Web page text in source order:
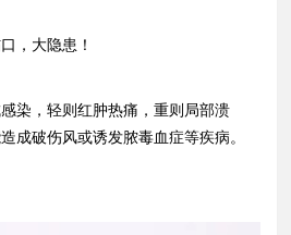
，大隐患！
染，轻则红肿热痛，重则局部溃
成破伤风或诱发脓毒血症等疾病。